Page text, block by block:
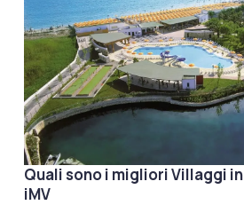
Quali sono i migliori Villaggi in
iMV